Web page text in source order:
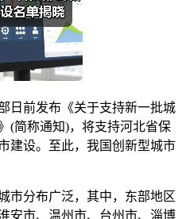
日前发布《关于支持新一批城
(简称通知)，将支持河北省保
建设。至此，我国创新型城市
市分布广泛，其中，东部地区
安市、温州市、台州市、淄博